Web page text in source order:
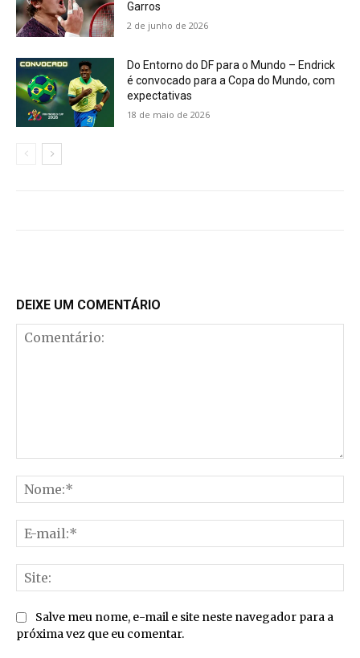
Garros
2 de junho de 2026
Do Entorno do DF para o Mundo – Endrick
é convocado para a Copa do Mundo, com
expectativas
18 de maio de 2026
DEIXE UM COMENTÁRIO
Salve meu nome, e-mail e site neste navegador para a
próxima vez que eu comentar.